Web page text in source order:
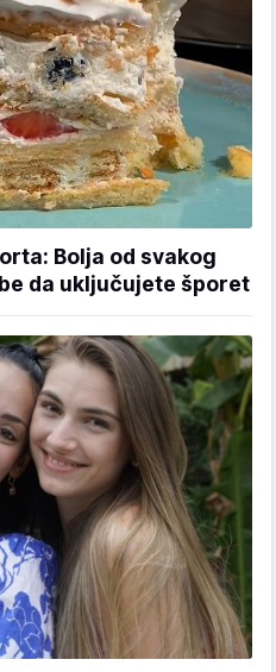
Bolja od svakog
da uključujete šporet